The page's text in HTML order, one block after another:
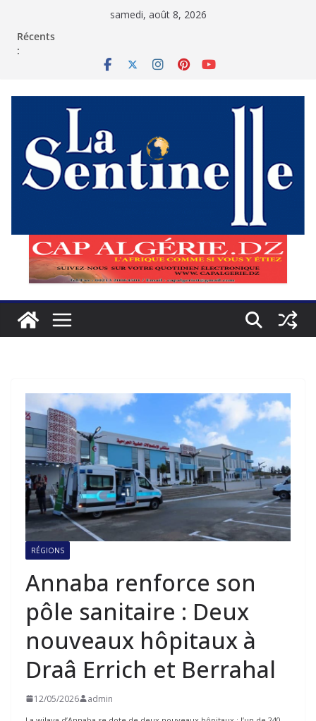
samedi, août 8, 2026
Récents
:
RÉGIONS
Annaba renforce son
pôle sanitaire : Deux
nouveaux hôpitaux à
Draâ Errich et Berrahal
12/05/2026 admin